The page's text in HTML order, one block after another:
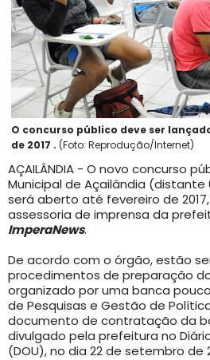
O concurso público deve ser
de 2017 . (Foto: Reprodução/Internet)
AÇAILÂNDIA - O novo concurso
Municipal de Açailândia (distante
será aberto até fevereiro de
assessoria de imprensa da
ImperaNews.
De acordo com o órgão, estão
procedimentos de preparação
organizado por uma banca
de Pesquisas e Gestão de
documento de contratação da
divulgado pela prefeitura no
(DOU), no dia 22 de setembro de